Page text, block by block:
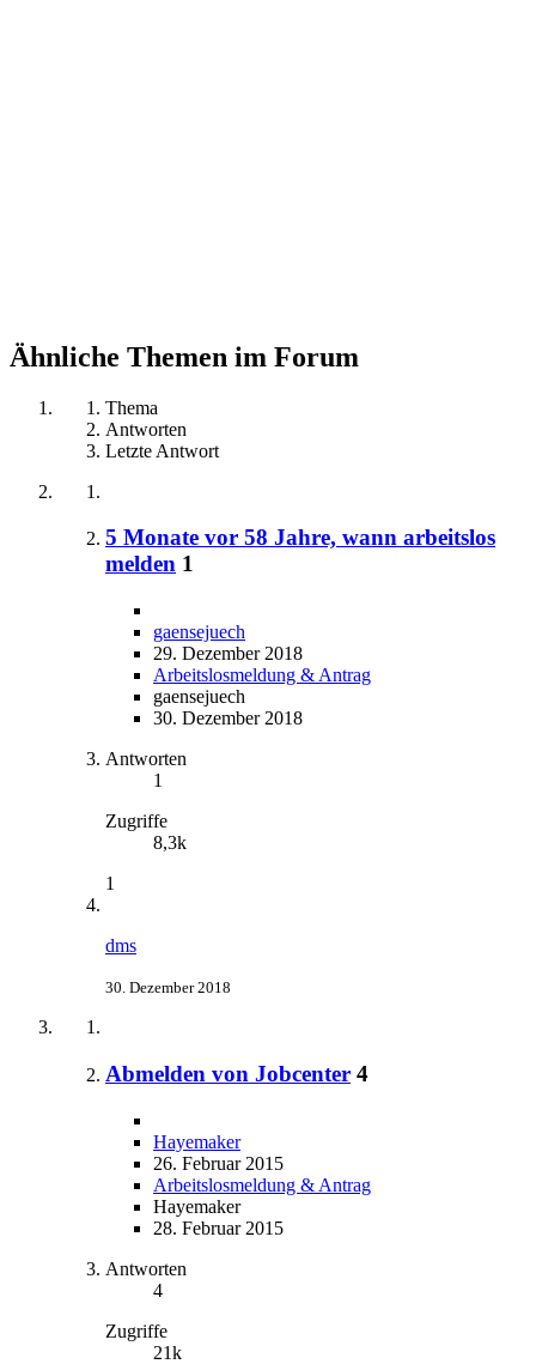
Ähnliche Themen im Forum
Thema
Antworten
Letzte Antwort
5 Monate vor 58 Jahre, wann arbeitslos
melden 1
gaensejuech
29. Dezember 2018
Arbeitslosmeldung & Antrag
gaensejuech
30. Dezember 2018
Antworten
1
Zugriffe
8,3k
1
dms
30. Dezember 2018
Abmelden von Jobcenter 4
Hayemaker
26. Februar 2015
Arbeitslosmeldung & Antrag
Hayemaker
28. Februar 2015
Antworten
4
Zugriffe
21k